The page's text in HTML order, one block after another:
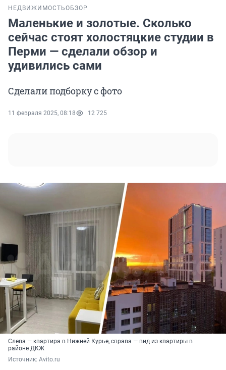
НЕДВИЖИМОСТЬОБЗОР
Маленькие и золотые. Сколько
сейчас стоят холостяцкие студии в
Перми — сделали обзор и
удивились сами
Сделали подборку с фото
11 февраля 2025, 08:18 12 725
Слева — квартира в Нижней Курье, справа — вид из квартиры в
районе ДКЖ
Источник: Avito.ru